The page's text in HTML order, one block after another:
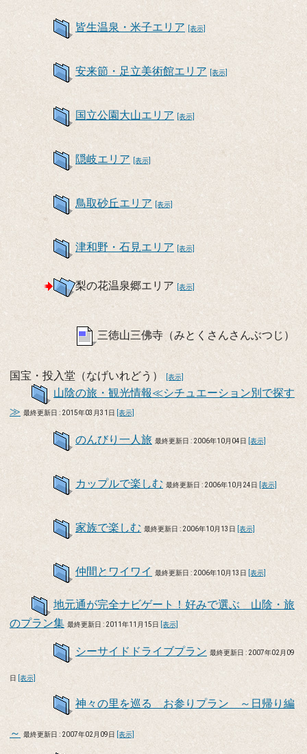
皆生温泉・米子エリア [表示]
安来節・足立美術館エリア [表示]
国立公園大山エリア [表示]
隠岐エリア [表示]
鳥取砂丘エリア [表示]
津和野・石見エリア [表示]
梨の花温泉郷エリア [表示]
三徳山三佛寺（みとくさんさんぶつじ）
国宝・投入堂（なげいれどう） [表示]
山陰の旅・観光情報≪シチュエーション別で探す
≫ 最終更新日 : 2015年03月31日 [表示]
のんびり一人旅 最終更新日 : 2006年10月04日 [表示]
カップルで楽しむ 最終更新日 : 2006年10月24日 [表示]
家族で楽しむ 最終更新日 : 2006年10月13日 [表示]
仲間とワイワイ 最終更新日 : 2006年10月13日 [表示]
地元通が完全ナビゲート！好みで選ぶ 山陰・旅
のプラン集 最終更新日 : 2011年11月15日 [表示]
シーサイドドライブプラン 最終更新日 : 2007年02月09
日 [表示]
神々の里を巡る お参りプラン ～日帰り編
～ 最終更新日 : 2007年02月09日 [表示]